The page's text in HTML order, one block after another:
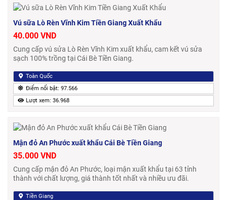
Vú sữa Lò Rèn Vĩnh Kim Tiền Giang Xuất Khẩu
40.000 VND
Cung cấp vú sửa Lò Rèn Vĩnh Kim xuất khẩu, cam kết vú sửa
sạch 100% trồng tại Cái Bè Tiền Giang.
Toàn Quốc
Điểm nổi bật: 97.566
Lượt xem: 36.968
Mận đỏ An Phước xuất khẩu Cái Bè Tiền Giang
35.000 VND
Cung cấp mận đỏ An Phước, loại mận xuất khẩu tại 63 tỉnh
thành với chất lượng, giá thành tốt nhất và nhiều ưu đãi.
Tiền Giang